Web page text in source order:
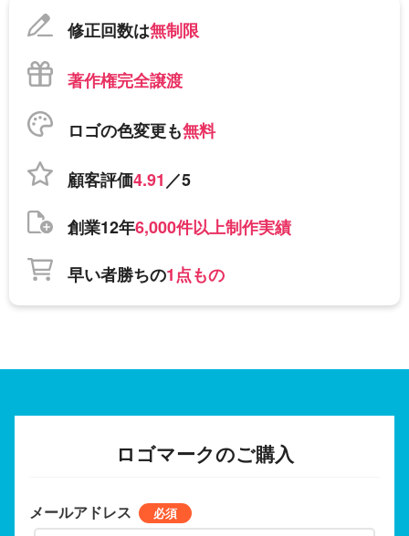
修正回数は無制限
著作権完全譲渡
ロゴの色変更も無料
顧客評価4.91／5
創業12年6,000件以上制作実績
早い者勝ちの1点もの
ロゴマークのご購入
メールアドレス